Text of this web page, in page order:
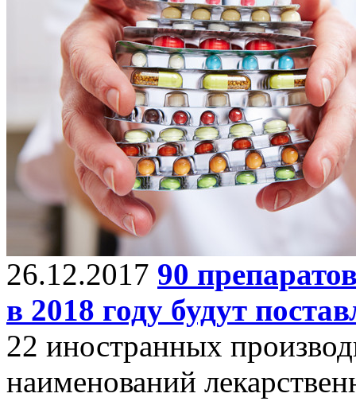
26.12.2017 90
в 2018 году будут
22 иностранных
наименований